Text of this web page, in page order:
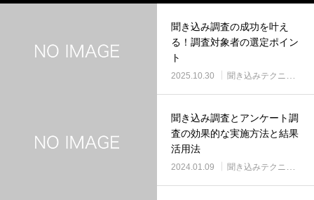
聞き込み調査の成功を叶え
る！調査対象者の選定ポイン
ト
2025.10.30 聞き込みテクニック
聞き込み調査とアンケート調
査の効果的な実施方法と結果
活用法
2024.01.09 聞き込みテクニック